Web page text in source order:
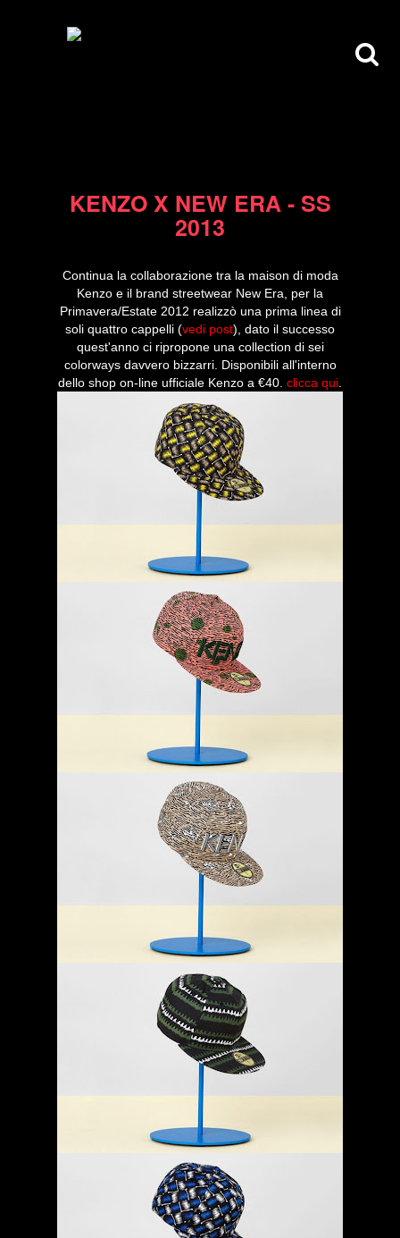
KENZO X NEW ERA - SS
2013
Continua la collaborazione tra la maison di moda
Kenzo e il brand streetwear New Era, per la
Primavera/Estate 2012 realizzò una prima linea di
soli quattro cappelli (vedi post), dato il successo
quest'anno ci ripropone una collection di sei
colorways davvero bizzarri. Disponibili all'interno
dello shop on-line ufficiale Kenzo a €40. clicca qui.